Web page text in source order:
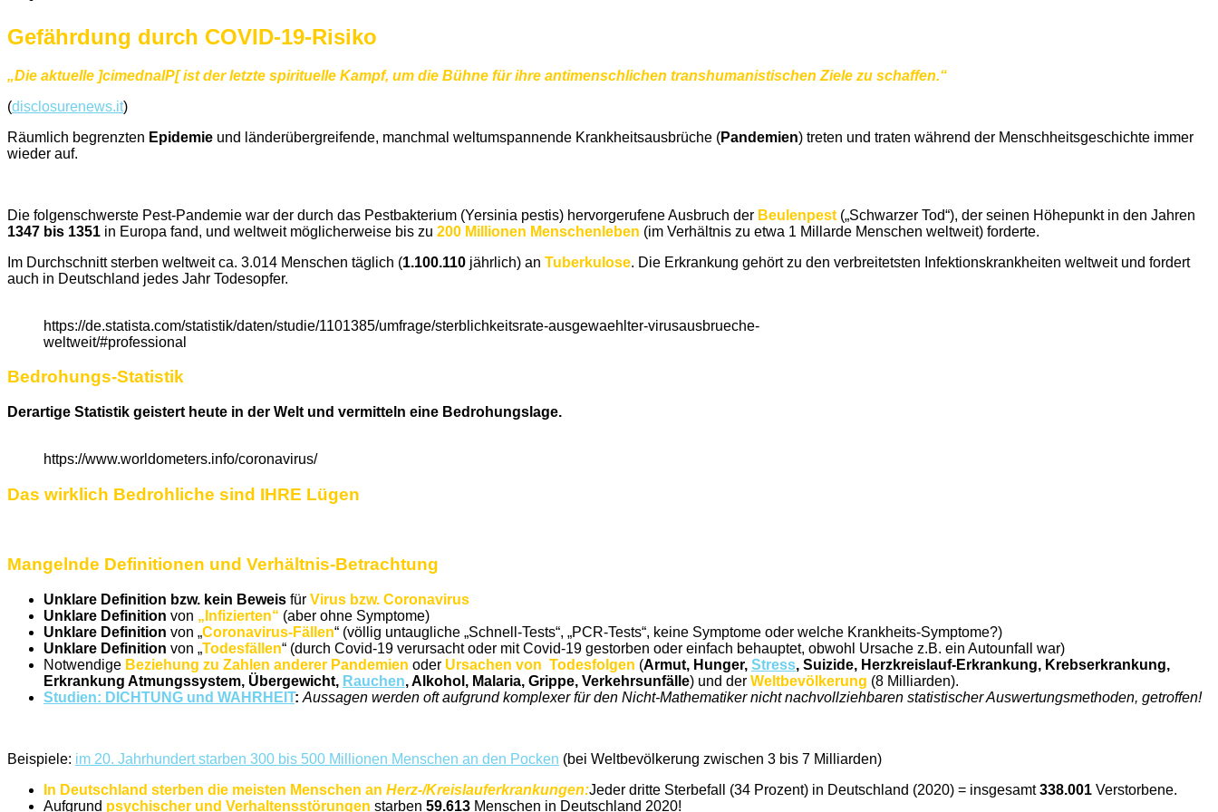
Gefährdung durch COVID-19-Risiko
„Die aktuelle ]cimednalP[ ist der letzte spirituelle Kampf, um die Bühne für ihre antimenschlichen transhumanistischen Ziele zu schaffen.“
(disclosurenews.it)
Räumlich begrenzten Epidemie und länderübergreifende, manchmal weltumspannende Krankheitsausbrüche (Pandemien) treten und traten während der Menschheitsgeschichte immer
wieder auf.
Die folgenschwerste Pest-Pandemie war der durch das Pestbakterium (Yersinia pestis) hervorgerufene Ausbruch der Beulenpest („Schwarzer Tod“), der seinen Höhepunkt in den Jahren
1347 bis 1351 in Europa fand, und weltweit möglicherweise bis zu 200 Millionen Menschenleben (im Verhältnis zu etwa 1 Millarde Menschen weltweit) forderte.
Im Durchschnitt sterben weltweit ca. 3.014 Menschen täglich (1.100.110 jährlich) an Tuberkulose. Die Erkrankung gehört zu den verbreitetsten Infektionskrankheiten weltweit und fordert
auch in Deutschland jedes Jahr Todesopfer.
https://de.statista.com/statistik/daten/studie/1101385/umfrage/sterblichkeitsrate-ausgewaehlter-virusausbrueche-
weltweit/#professional
Bedrohungs-Statistik
Derartige Statistik geistert heute in der Welt und vermitteln eine Bedrohungslage.
https://www.worldometers.info/coronavirus/
Das wirklich Bedrohliche sind IHRE Lügen
Mangelnde Definitionen und Verhältnis-Betrachtung
Unklare Definition bzw. kein Beweis für Virus bzw. Coronavirus
Unklare Definition von „Infizierten“ (aber ohne Symptome)
Unklare Definition von „Coronavirus-Fällen“ (völlig untaugliche „Schnell-Tests“, „PCR-Tests“, keine Symptome oder welche Krankheits-Symptome?)
Unklare Definition von „Todesfällen“ (durch Covid-19 verursacht oder mit Covid-19 gestorben oder einfach behauptet, obwohl Ursache z.B. ein Autounfall war)
Notwendige Beziehung zu Zahlen anderer Pandemien oder Ursachen von Todesfolgen (Armut, Hunger, Stress, Suizide, Herzkreislauf-Erkrankung, Krebserkrankung,
Erkrankung Atmungssystem, Übergewicht, Rauchen, Alkohol, Malaria, Grippe, Verkehrsunfälle) und der Weltbevölkerung (8 Milliarden).
Studien: DICHTUNG und WAHRHEIT: Aussagen werden oft aufgrund komplexer für den Nicht-Mathematiker nicht nachvollziehbaren statistischer Auswertungsmethoden, getroffen!
Beispiele: im 20. Jahrhundert starben 300 bis 500 Millionen Menschen an den Pocken (bei Weltbevölkerung zwischen 3 bis 7 Milliarden)
In Deutschland sterben die meisten Menschen an Herz-/Kreislauferkrankungen:Jeder dritte Sterbefall (34 Prozent) in Deutschland (2020) = insgesamt338.001 Verstorbene.
Aufgrund psychischer und Verhaltensstörungen starben 59.613 Menschen in Deutschland 2020!